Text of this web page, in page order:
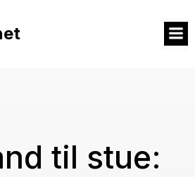
til stue: